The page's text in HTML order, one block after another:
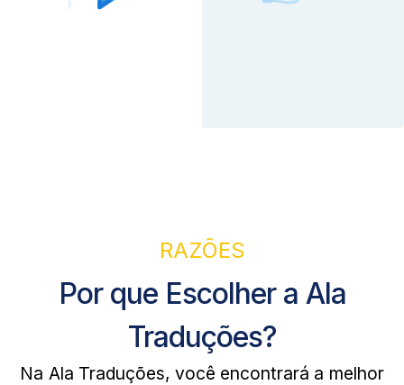
RAZÕES
Por que Escolher a Ala
Traduções?
Na Ala Traduções, você encontrará a melhor